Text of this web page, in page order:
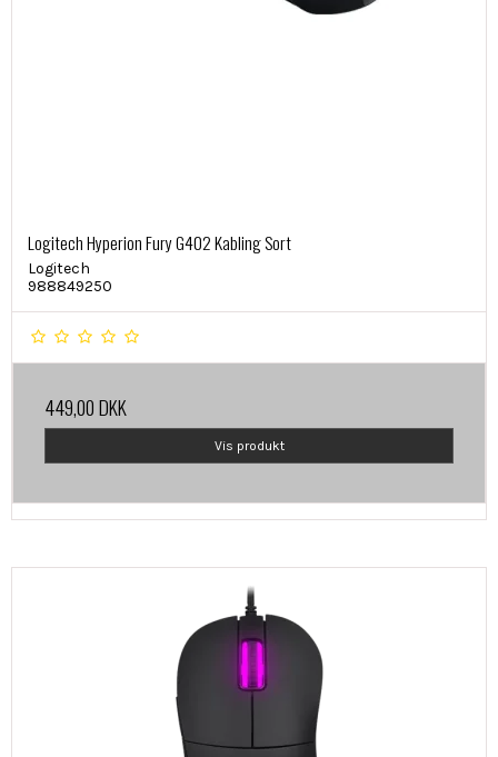
Logitech Hyperion Fury G402 Kabling Sort
Logitech
988849250
449,00 DKK
Vis produkt